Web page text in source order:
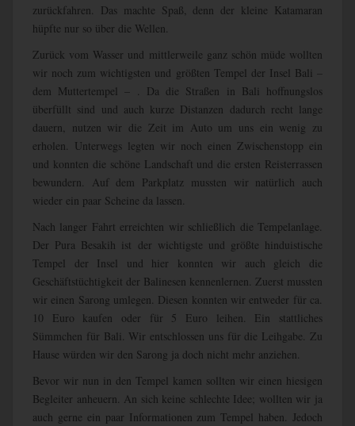
zurückfahren. Das machte Spaß, denn der kleine Katamaran
hüpfte nur so über die Wellen.
Zurück vom Wasser und mittlerweile ganz schön müde wollten
wir noch zum wichtigsten und größten Tempel der Insel Bali –
dem Muttertempel – . Da die Straßen in Bali hoffnungslos
überfüllt sind und auch kurze Distanzen dadurch recht lange
dauern, nutzen wir die Zeit im Auto um uns ein wenig zu
erholen. Unterwegs legten wir noch einen Zwischenstopp ein
und konnten die schöne Landschaft und die ersten Reisterrassen
bewundern. Auf dem Parkplatz mussten wir natürlich auch
wieder ein paar Scheine da lassen.
Nach langer Fahrt erreichten wir schließlich die Tempelanlage.
Der Pura Besakih ist der wichtigste und größte hinduistische
Tempel der Insel und hier konnten wir auch gleich die
Geschäftstüchtigkeit der Balinesen kennenlernen. Zuerst mussten
wir einen Sarong umlegen. Diesen konnten wir entweder für ca.
10 Euro kaufen oder für 5 Euro leihen. Ein stattliches
Sümmchen für Bali. Wir entschlossen uns für die Leihgabe. Zu
Hause würden wir den Sarong ja doch nicht mehr anziehen.
Bevor wir nun in den Tempel kamen sollten wir einen hiesigen
Begleiter anheuern. An sich keine schlechte Idee; wollten wir ja
auch gerne ein paar Informationen zum Tempel haben. Jedoch